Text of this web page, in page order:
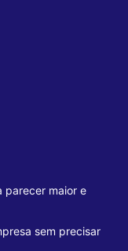
parecer maior e
sem precisar